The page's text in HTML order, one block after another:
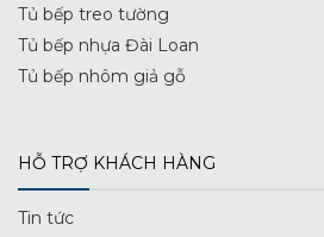
Tủ bếp treo tường
Tủ bếp nhựa Đài Loan
Tủ bếp nhôm giả gỗ
HỖ TRỢ KHÁCH HÀNG
Tin tức